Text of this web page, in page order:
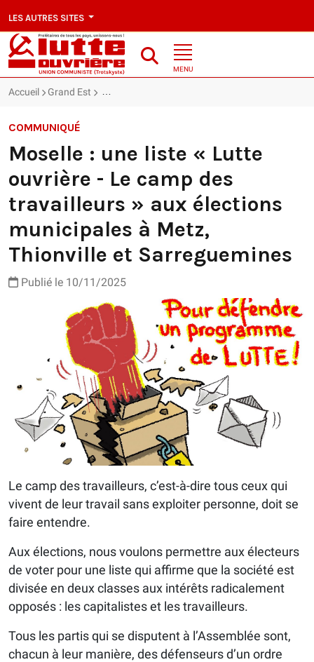
LES AUTRES SITES
MENU
Accueil Grand Est Moselle : une liste « Lutte ouvrière - Le camp
COMMUNIQUÉ
Moselle : une liste « Lutte
ouvrière - Le camp des
travailleurs » aux élections
municipales à Metz,
Thionville et Sarreguemines
Publié le 10/11/2025
Le camp des travailleurs, c’est-à-dire tous ceux qui
vivent de leur travail sans exploiter personne, doit se
faire entendre.
Aux élections, nous voulons permettre aux électeurs
de voter pour une liste qui affirme que la société est
divisée en deux classes aux intérêts radicalement
opposés : les capitalistes et les travailleurs.
Tous les partis qui se disputent à l’Assemblée sont,
chacun à leur manière, des défenseurs d’un ordre